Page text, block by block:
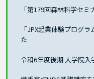
「第179回森林科学セ
「JPX起業体験プログ
た
令和6年度後期 大学院入